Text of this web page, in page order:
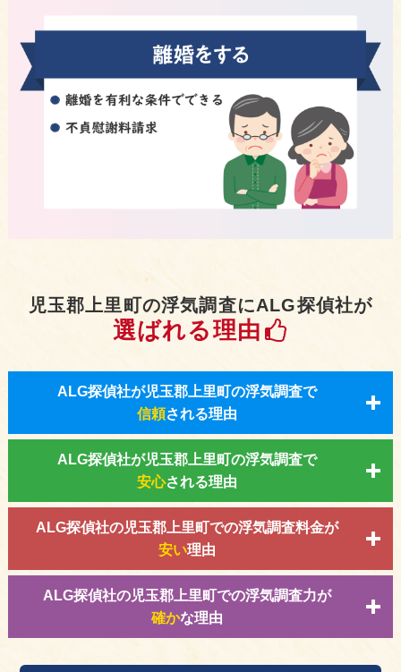
児玉郡上里町の浮気調査にALG探偵社が
選ばれる理由
ALG探偵社が児玉郡上里町の浮気調査で
信頼される理由
ALG探偵社が児玉郡上里町の浮気調査で
安心される理由
ALG探偵社の児玉郡上里町での浮気調査料金が
安い理由
ALG探偵社の児玉郡上里町での浮気調査力が
確かな理由